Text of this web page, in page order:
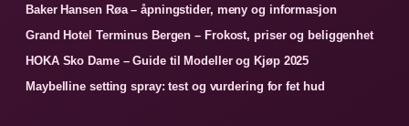
Baker Hansen Røa – åpningstider, meny og informasjon
Grand Hotel Terminus Bergen – Frokost, priser og beliggenhet
HOKA Sko Dame – Guide til Modeller og Kjøp 2025
Maybelline setting spray: test og vurdering for fet hud